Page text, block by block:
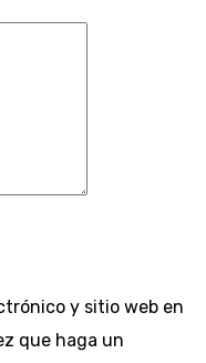
y sitio web en
que haga un